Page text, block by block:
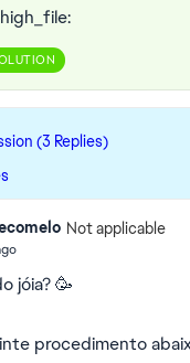
(3 Replies)
Not applicable
jóia? 🥳
procedimento